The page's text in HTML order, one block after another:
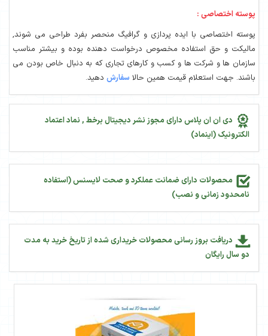
پوسته اختصاصی :
پوسته اختصاصی با ایده پردازی و گرافیگ منحصر بفرد طراحی می شوند,
مالیکت و حق استفاده مخصوص درخواست دهنده بوده و بیشتر مناسب
سازمان ها و شرکت ها و کسب و کارهای تجاری که به دنبال خاص بودن می
باشند. جهت استعلام قیمت همین حالا سفارش دهید.
دی ان ان پلاس دارای مجوز نشر دیجیتال برخط , نماد اعتماد
الکترونیک (اینماد)
محصولات دارای ضمانت عملکرد و صحت لایسنس (استفاده
نامحدود زمانی و نصب)
دریافت بروز رسانی محصولات خریداری شده از تاریخ خرید به مدت
دو سال رایگان